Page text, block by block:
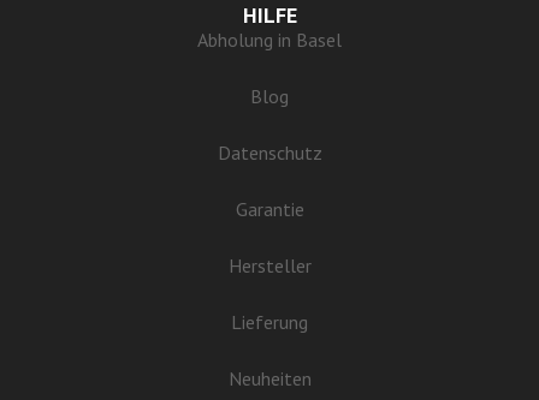
HILFE
Abholung in Basel
Blog
Datenschutz
Garantie
Hersteller
Lieferung
Neuheiten